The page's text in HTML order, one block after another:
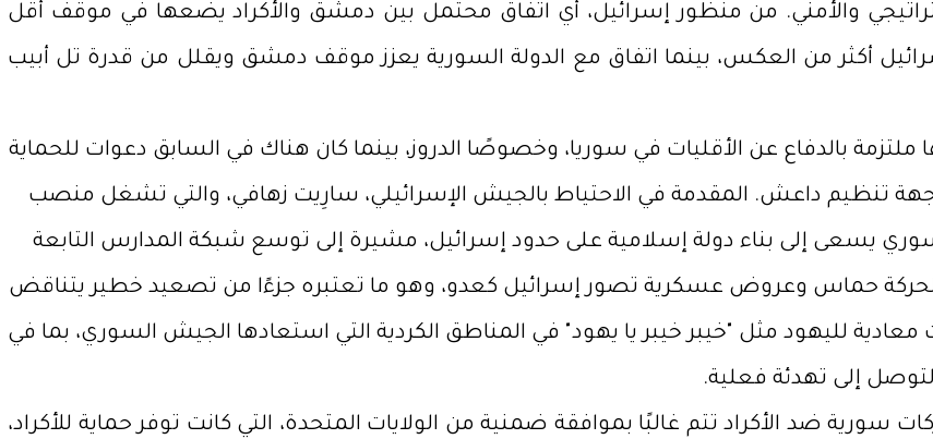
والأمني. من منظور إسرائيل، أي اتفاق محتمل بين دمشق والأكراد يضعها في موقف أقل
أكثر من العكس، بينما اتفاق مع الدولة السورية يعزز موقف دمشق ويقلل من قدرة تل أبيب
ملتزمة بالدفاع عن الأقليات في سوريا، وخصوصًا الدروز، بينما كان هناك في السابق دعوات للحماية
تنظيم داعش. المقدمة في الاحتياط بالجيش الإسرائيلي، سارِيت زهافي، والتي تشغل منصب
يسعى إلى بناء دولة إسلامية على حدود إسرائيل، مشيرة إلى توسع شبكة المدارس التابعة
لحركة حماس وعروض عسكرية تصور إسرائيل كعدو، وهو ما تعتبره جزءًا من تصعيد خطير يتناقض
لليهود مثل "خيبر خيبر يا يهود" في المناطق الكردية التي استعادها الجيش السوري، بما في
إلى تهدئة فعلية.
سورية ضد الأكراد تتم غالبًا بموافقة ضمنية من الولايات المتحدة، التي كانت توفر حماية للأكراد،